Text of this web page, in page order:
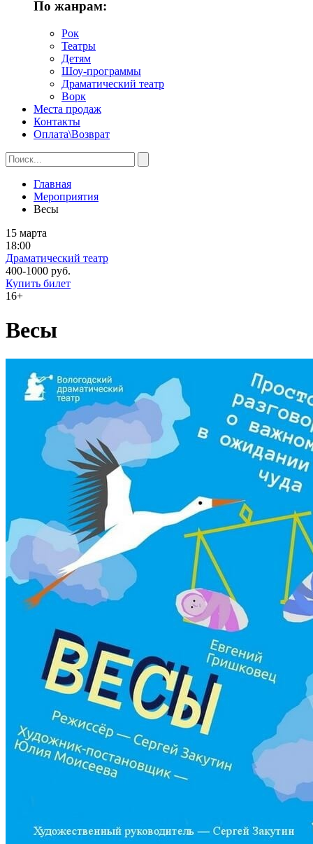
По жанрам:
Рок
Театры
Детям
Шоу-программы
Драматический театр
Ворк
Места продаж
Контакты
Оплата\Возврат
Главная
Мероприятия
Весы
15 марта
18:00
Драматический театр
400-1000 руб.
Купить билет
16+
Весы